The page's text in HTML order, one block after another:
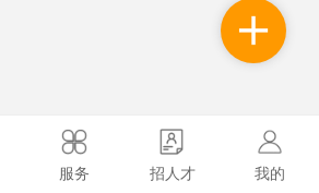
服务 招人才 我的